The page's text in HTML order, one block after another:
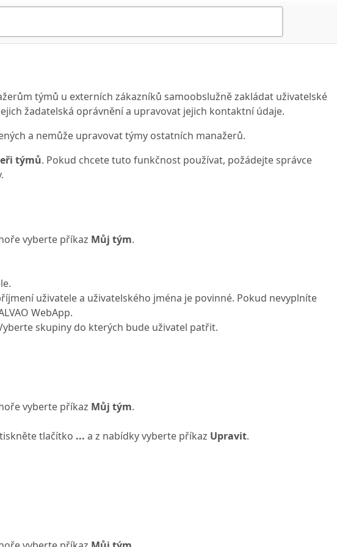
týmů u externích zákazníků samoobslužně zakládat uživatelské
žadatelská oprávnění a upravovat jejich kontaktní údaje.
a nemůže upravovat týmy ostatních manažerů.
týmů. Pokud chcete tuto funkčnost používat, požádejte správce
vyberte příkaz Můj tým.
uživatele a uživatelského jména je povinné. Pokud nevyplníte
WebApp.
skupiny do kterých bude uživatel patřit.
vyberte příkaz Můj tým.
tlačítko ... a z nabídky vyberte příkaz Upravit.